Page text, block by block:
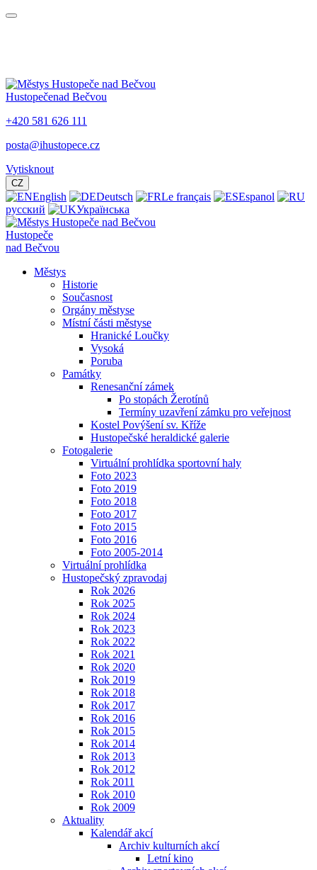
Hustopečenad Bečvou
+420 581 626 111
posta@ihustopece.cz
Vytisknout
CZ
English Deutsch Le français
Espanol
русский
Українська
Hustopeče
nad Bečvou
Městys
Historie
Současnost
Orgány městyse
Místní části městyse
Hranické Loučky
Vysoká
Poruba
Památky
Renesanční zámek
Po stopách Žerotínů
Termíny uzavření zámku pro veřejnost
Kostel Povýšení sv. Kříže
Hustopečské heraldické galerie
Fotogalerie
Virtuální prohlídka sportovní haly
Foto 2023
Foto 2019
Foto 2018
Foto 2017
Foto 2015
Foto 2016
Foto 2005-2014
Virtuální prohlídka
Hustopečský zpravodaj
Rok 2026
Rok 2025
Rok 2024
Rok 2023
Rok 2022
Rok 2021
Rok 2020
Rok 2019
Rok 2018
Rok 2017
Rok 2016
Rok 2015
Rok 2014
Rok 2013
Rok 2012
Rok 2011
Rok 2010
Rok 2009
Aktuality
Kalendář akcí
Archiv kulturních akcí
Letní kino